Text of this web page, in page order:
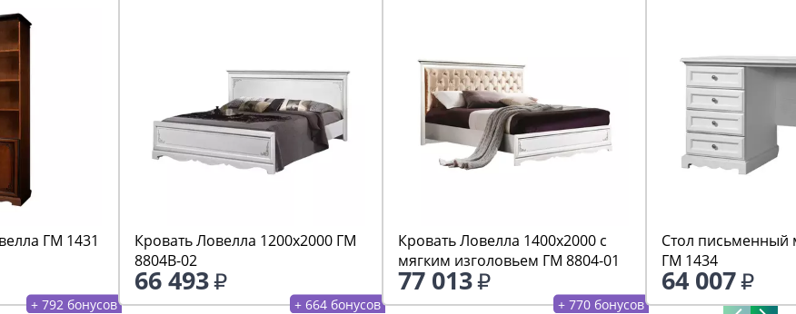
ГМ 1431
+ 792 бонусов
Кровать Ловелла 1200х2000 ГМ
8804В-02
66 493
+ 664 бонусов
Кровать Ловелла 1400х2000 с
мягким изголовьем ГМ 8804-01
77 013
+ 770 бонусов
Стол письменный
ГМ 1434
64 007